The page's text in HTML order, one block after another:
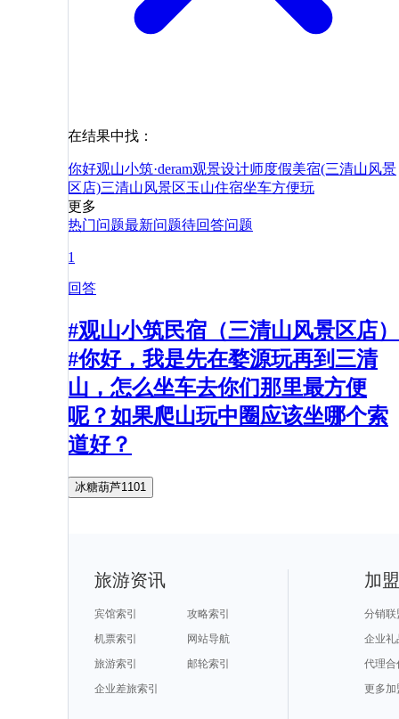
在结果中找：
你好观山小筑·deram观景设计师度假美宿(三清山风景
区店)三清山风景区玉山住宿坐车方便玩
更多
热门问题最新问题待回答问题
1
回答
#观山小筑民宿（三清山风景区店）
#你好，我是先在婺源玩再到三清
山，怎么坐车去你们那里最方便
呢？如果爬山玩中圈应该坐哪个索
道好？
冰糖葫芦1101
旅游资讯
宾馆索引
攻略索引
机票索引
网站导航
旅游索引
邮轮索引
企业差旅索引
加
分销联
企业礼
代理合
更多加